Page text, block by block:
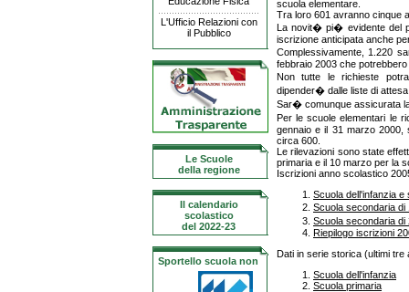
L'Ufficio Relazioni con
il Pubblico
Le Scuole
della regione
Il calendario
scolastico
del 2022-23
Sportello scuola non
scuola elementare.
Tra loro 601 avranno cinque
La novit� pi� evidente del
iscrizione anticipata anche
Complessivamente, 1.220
febbraio 2003 che
Non tutte le richieste
dipender� dalle liste di
Sar� comunque assicurata
Per le scuole elementari le
gennaio e il 31 marzo 2000,
circa 600.
Le rilevazioni sono state
primaria e il 10 marzo per la
Iscrizioni anno scolastico
Scuola dell'infanzia e
Scuola secondaria
Scuola secondaria
Riepilogo iscrizioni
Dati in serie storica (ultimi tre
Scuola dell'infanzia
Scuola primaria